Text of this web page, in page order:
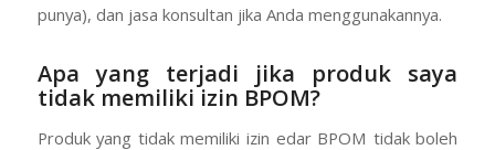
punya), dan jasa konsultan jika Anda menggunakannya.
Apa yang terjadi jika produk saya
tidak memiliki izin BPOM?
Produk yang tidak memiliki izin edar BPOM tidak boleh